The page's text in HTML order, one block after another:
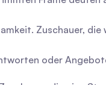
Zuschauer,
oder